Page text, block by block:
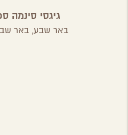
גיגסי סינמה
באר שבע,באר